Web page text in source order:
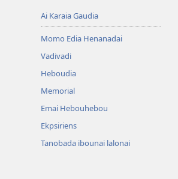
Ai Karaia Gaudia
Momo Edia Henanadai
Vadivadi
Heboudia
Memorial
Emai Hebouhebou
Ekpsiriens
Tanobada ibounai lalonai